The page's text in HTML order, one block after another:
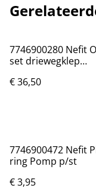
7746900280 Nefit
set driewegklep
€ 36,50
7746900472 Nefit
ring Pomp p/st
€ 3,95